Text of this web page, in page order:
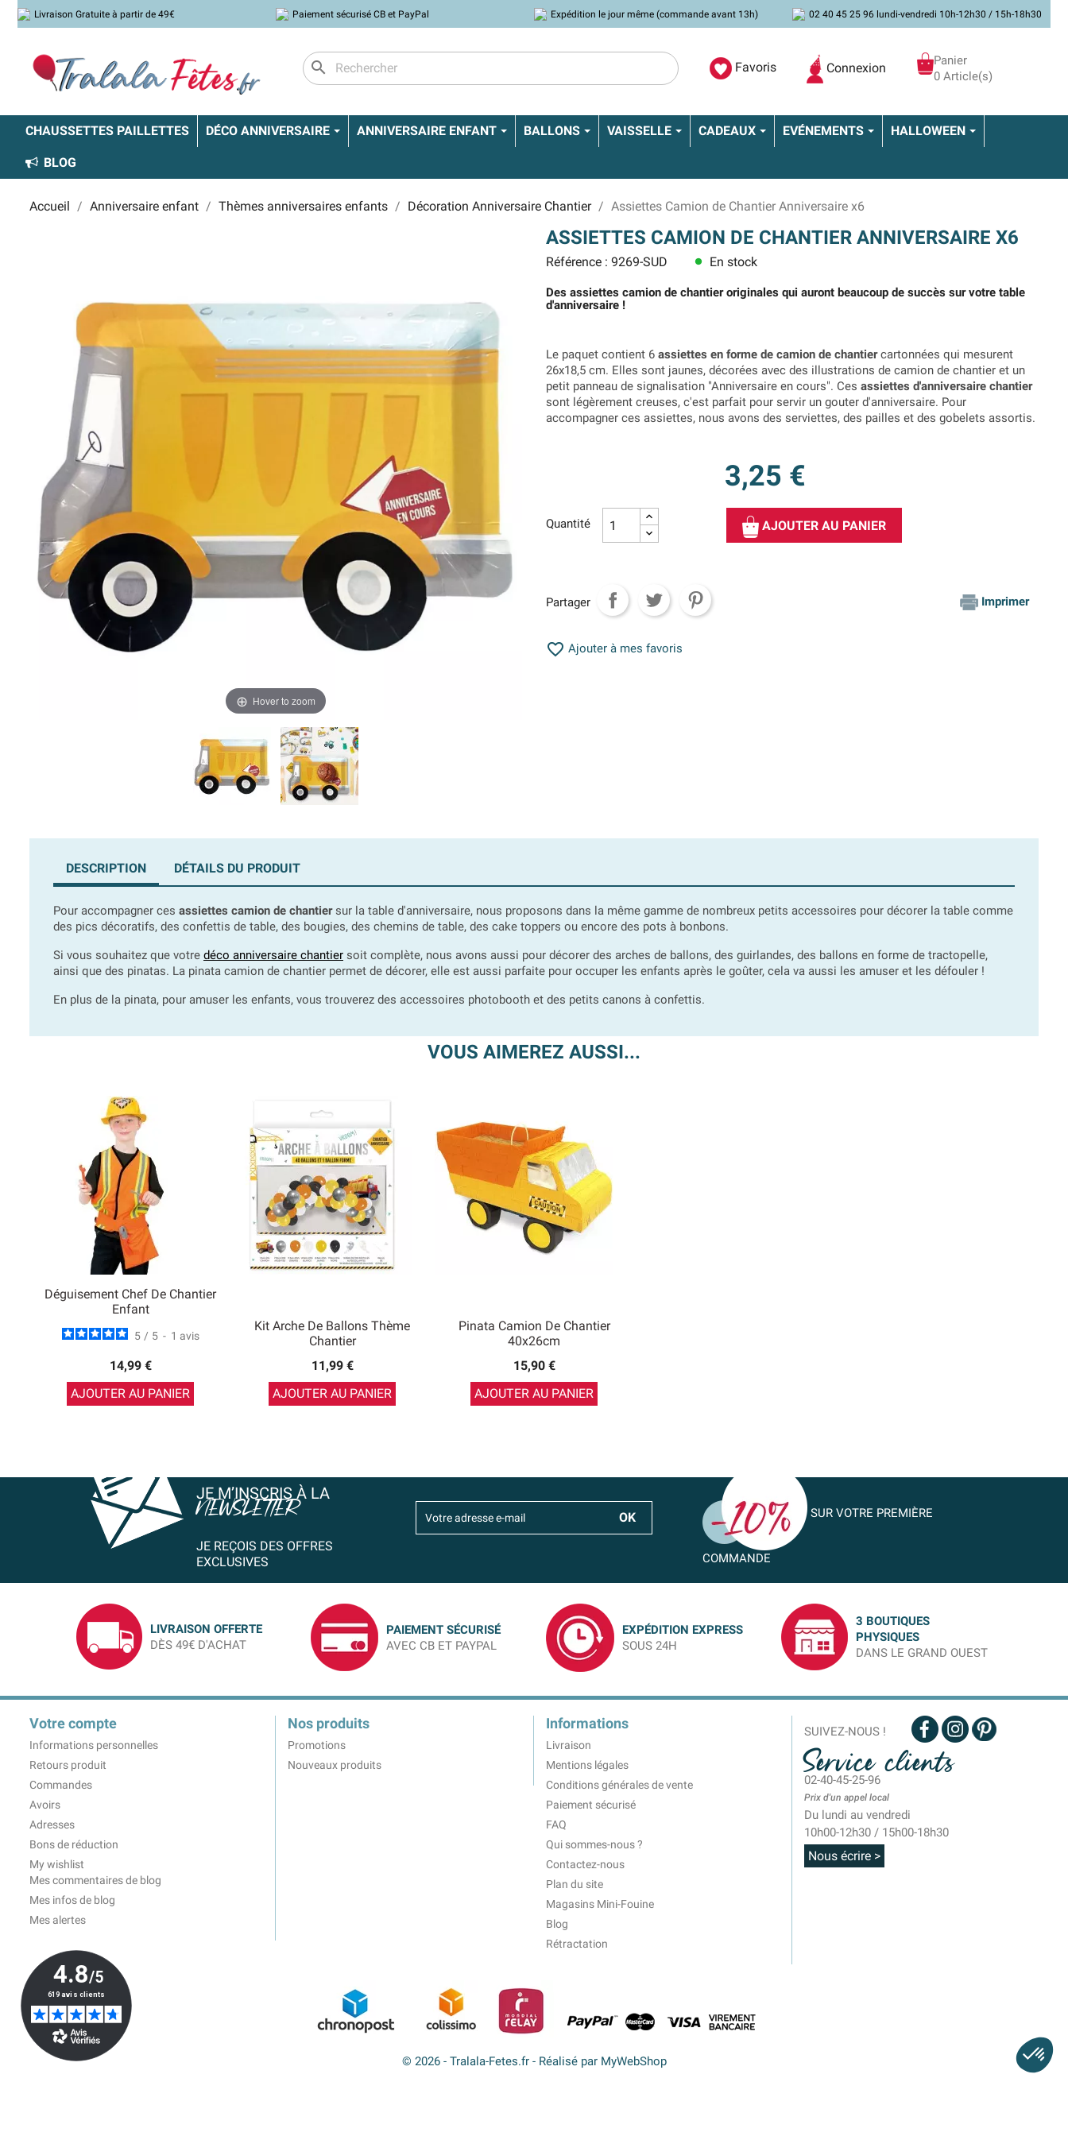
Livraison Gratuite à partir de 49€ Paiement sécurisé CB et PayPal Expédition le jour même (commande avant 13h) 02 40 45 25 96 lundi-vendredi 10h-12h30 / 15h-18h30
search Favoris Connexion
Panier
0 Article(s)
CHAUSSETTES PAILLETTES DÉCO ANNIVERSAIRE ANNIVERSAIRE ENFANT BALLONS VAISSELLE CADEAUX EVÉNEMENTS HALLOWEEN
BLOG
Accueil Anniversaire enfant Thèmes anniversaires enfants Décoration Anniversaire Chantier Assiettes Camion de Chantier Anniversaire x6
Hover to zoom
ASSIETTES CAMION DE CHANTIER ANNIVERSAIRE X6
Référence : 9269-SUD lens En stock
Des assiettes camion de chantier originales qui auront beaucoup de succès sur votre table
d'anniversaire !
Le paquet contient 6 assiettes en forme de camion de chantiercartonnées qui mesurent
26x18,5 cm. Elles sont jaunes, décorées avec des illustrations de camion de chantier et un
petit panneau de signalisation "Anniversaire en cours". Ces assiettes d'anniversaire chantier
sont légèrement creuses, c'est parfait pour servir un gouter d'anniversaire. Pour
accompagner ces assiettes, nous avons des serviettes, des pailles et des gobelets assortis.
3,25 €
Quantité AJOUTER AU PANIER
Partager Imprimer
 Ajouter à mes favoris
DESCRIPTION DÉTAILS DU PRODUIT
Pour accompagner ces assiettes camion de chantiersur la table d'anniversaire, nous proposons dans la même gamme de nombreux petits accessoires pour décorer la table comme
des pics décoratifs, des confettis de table, des bougies, des chemins de table, des cake toppers ou encore des pots à bonbons.
Si vous souhaitez que votre déco anniversaire chantier soit complète, nous avons aussi pour décorer des arches de ballons, des guirlandes, des ballons en forme de tractopelle,
ainsi que des pinatas. La pinata camion de chantier permet de décorer, elle est aussi parfaite pour occuper les enfants après le goûter, cela va aussi les amuser et les défouler !
En plus de la pinata, pour amuser les enfants, vous trouverez des accessoires photobooth et des petits canons à confettis.
VOUS AIMEREZ AUSSI...
Déguisement Chef De Chantier
Enfant
5 / 5 - 1 avis
14,99 €
AJOUTER AU PANIER
Kit Arche De Ballons Thème
Chantier
11,99 €
AJOUTER AU PANIER
Pinata Camion De Chantier
40x26cm
15,90 €
AJOUTER AU PANIER
JE M’INSCRIS À LA
NEWSLETTER
JE REÇOIS DES OFFRES
EXCLUSIVES
SUR VOTRE PREMIÈRE
COMMANDE
LIVRAISON OFFERTE
DÈS 49€ D'ACHAT
PAIEMENT SÉCURISÉ
AVEC CB ET PAYPAL
EXPÉDITION EXPRESS
SOUS 24H
3 BOUTIQUES
PHYSIQUES
DANS LE GRAND OUEST
Votre compte
Informations personnelles
Retours produit
Commandes
Avoirs
Adresses
Bons de réduction
My wishlist
Mes commentaires de blog
Mes infos de blog
Mes alertes
Nos produits
Promotions
Nouveaux produits
Informations
Livraison
Mentions légales
Conditions générales de vente
Paiement sécurisé
FAQ
Qui sommes-nous ?
Contactez-nous
Plan du site
Magasins Mini-Fouine
Blog
Rétractation
SUIVEZ-NOUS !
Service clients
02-40-45-25-96
Prix d'un appel local
Du lundi au vendredi
10h00-12h30 / 15h00-18h30
Nous écrire >
© 2026 - Tralala-Fetes.fr - Réalisé par MyWebShop